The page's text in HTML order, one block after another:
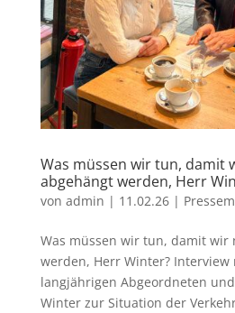
Was müssen wir tun, damit
abgehängt werden, Herr
von admin | 11.02.26|
Was müssen wir tun, damit wir
werden, Herr Winter? Interview
langjährigen Abgeordneten
Winter zur Situation der